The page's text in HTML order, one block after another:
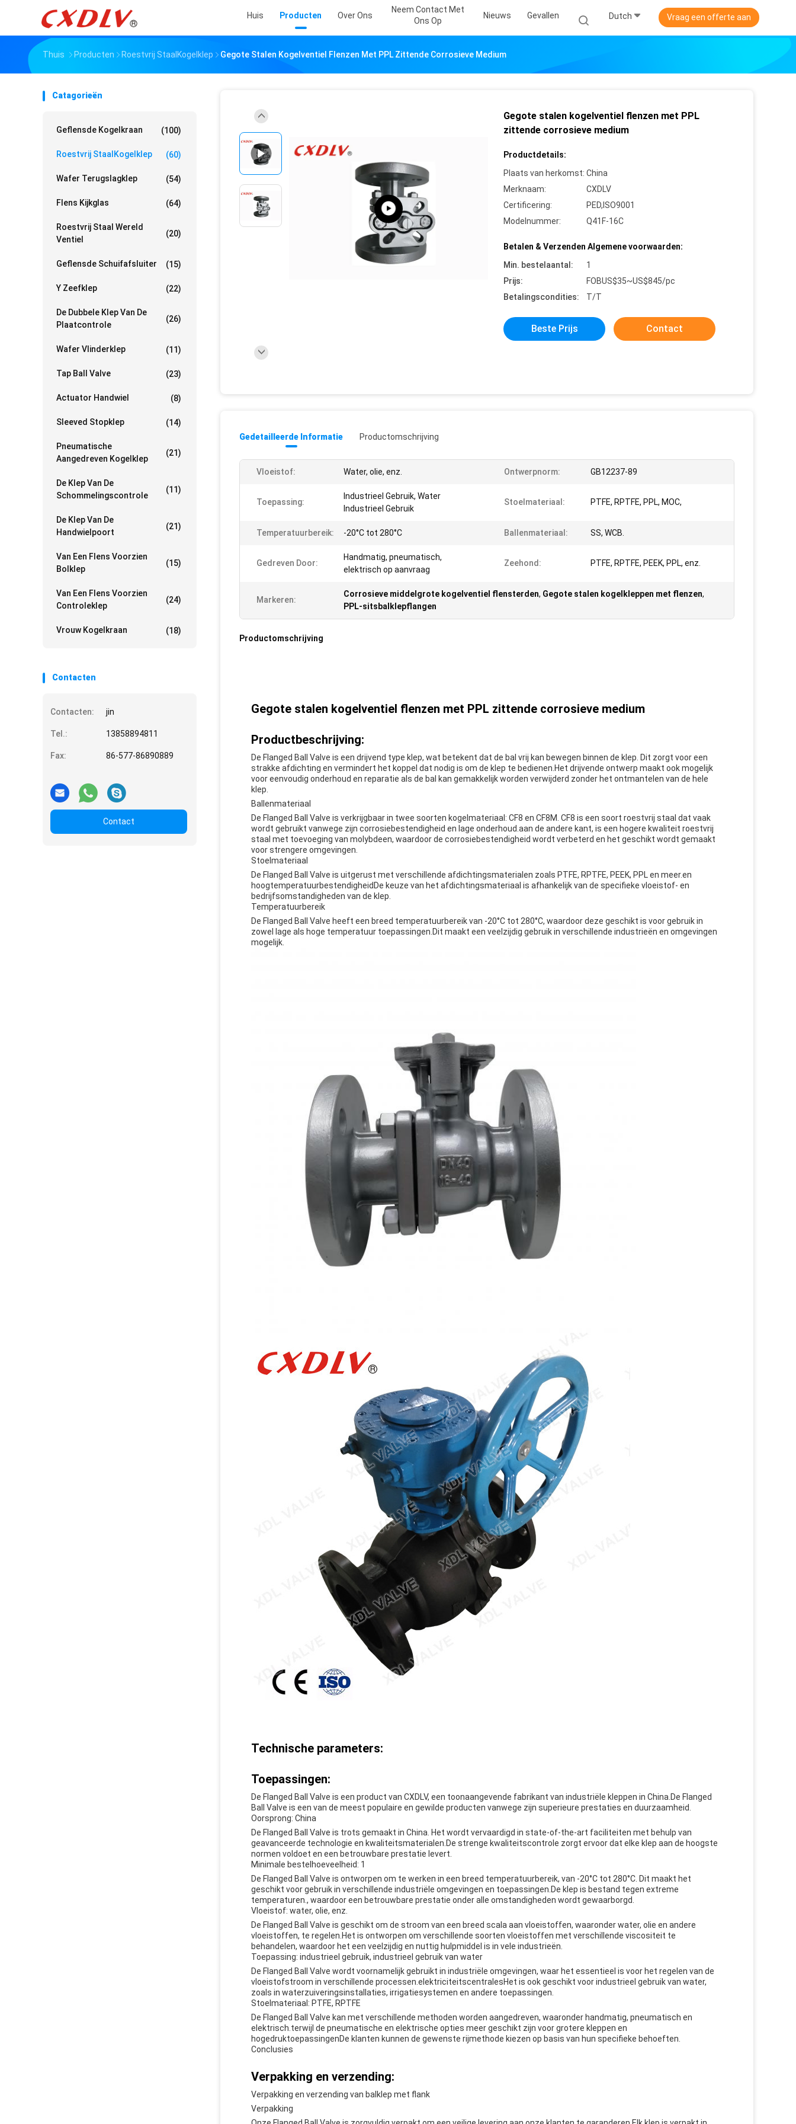
Huis Producten Over Ons
Neem Contact Met
Ons Op
Nieuws Gevallen Dutch Vraag een offerte aan
Thuis Producten Roestvrij StaalKogelklep Gegote Stalen Kogelventiel Flenzen Met PPL Zittende Corrosieve Medium
Catagorieën
Geflensde Kogelkraan (100)
Roestvrij StaalKogelklep (60)
Wafer Terugslagklep (54)
Flens Kijkglas (64)
Roestvrij Staal Wereld
Ventiel
(20)
Geflensde Schuifafsluiter (15)
Y Zeefklep (22)
De Dubbele Klep Van De
Plaatcontrole
(26)
Wafer Vlinderklep (11)
Tap Ball Valve (23)
Actuator Handwiel (8)
Sleeved Stopklep (14)
Pneumatische
Aangedreven Kogelklep
(21)
De Klep Van De
Schommelingscontrole
(11)
De Klep Van De
Handwielpoort
(21)
Van Een Flens Voorzien
Bolklep
(15)
Van Een Flens Voorzien
Controleklep
(24)
Vrouw Kogelkraan (18)
Contacten
Contacten: jin
Tel.: 13858894811
Fax: 86-577-86890889
Contact
Gegote stalen kogelventiel flenzen met PPL
zittende corrosieve medium
Productdetails:
Plaats van herkomst: China
Merknaam:
CXDLV
Certificering:
PED,ISO9001
Modelnummer:
Q41F-16C
Betalen & Verzenden Algemene voorwaarden:
Min. bestelaantal:
1
Prijs:
FOBUS$35~US$845/pc
Betalingscondities:
T/T
Beste Prijs Contact
Gedetailleerde Informatie Productomschrijving
Vloeistof: Water, olie, enz. Ontwerpnorm: GB12237-89
Toepassing:
Industrieel Gebruik, Water
Industrieel Gebruik
Stoelmateriaal: PTFE, RPTFE, PPL, MOC,
Temperatuurbereik: -20°C tot 280°C Ballenmateriaal: SS, WCB.
Gedreven Door:
Handmatig, pneumatisch,
elektrisch op aanvraag
Zeehond: PTFE, RPTFE, PEEK, PPL, enz.
Markeren:
Corrosieve middelgrote kogelventiel flensterden, Gegote stalen kogelkleppen met flenzen,
PPL-sitsbalklepflangen
Productomschrijving
Gegote stalen kogelventiel flenzen met PPL zittende corrosieve medium
Productbeschrijving:
De Flanged Ball Valve is een drijvend type klep, wat betekent dat de bal vrij kan bewegen binnen de klep. Dit zorgt voor een
strakke afdichting en vermindert het koppel dat nodig is om de klep te bedienen.Het drijvende ontwerp maakt ook mogelijk
voor eenvoudig onderhoud en reparatie als de bal kan gemakkelijk worden verwijderd zonder het ontmantelen van de hele
klep.
Ballenmateriaal
De Flanged Ball Valve is verkrijgbaar in twee soorten kogelmateriaal: CF8 en CF8M. CF8 is een soort roestvrij staal dat vaak
wordt gebruikt vanwege zijn corrosiebestendigheid en lage onderhoud.aan de andere kant, is een hogere kwaliteit roestvrij
staal met toevoeging van molybdeen, waardoor de corrosiebestendigheid wordt verbeterd en het geschikt wordt gemaakt
voor strengere omgevingen.
Stoelmateriaal
De Flanged Ball Valve is uitgerust met verschillende afdichtingsmaterialen zoals PTFE, RPTFE, PEEK, PPL en meer.en
hoogtemperatuurbestendigheidDe keuze van het afdichtingsmateriaal is afhankelijk van de specifieke vloeistof- en
bedrijfsomstandigheden van de klep.
Temperatuurbereik
De Flanged Ball Valve heeft een breed temperatuurbereik van -20°C tot 280°C, waardoor deze geschikt is voor gebruik in
zowel lage als hoge temperatuur toepassingen.Dit maakt een veelzijdig gebruik in verschillende industrieën en omgevingen
mogelijk.
Technische parameters:
Toepassingen:
De Flanged Ball Valve is een product van CXDLV, een toonaangevende fabrikant van industriële kleppen in China.De Flanged
Ball Valve is een van de meest populaire en gewilde producten vanwege zijn superieure prestaties en duurzaamheid.
Oorsprong: China
De Flanged Ball Valve is trots gemaakt in China. Het wordt vervaardigd in state-of-the-art faciliteiten met behulp van
geavanceerde technologie en kwaliteitsmaterialen.De strenge kwaliteitscontrole zorgt ervoor dat elke klep aan de hoogste
normen voldoet en een betrouwbare prestatie levert.
Minimale bestelhoeveelheid: 1
De Flanged Ball Valve is ontworpen om te werken in een breed temperatuurbereik, van -20°C tot 280°C. Dit maakt het
geschikt voor gebruik in verschillende industriële omgevingen en toepassingen.De klep is bestand tegen extreme
temperaturen., waardoor een betrouwbare prestatie onder alle omstandigheden wordt gewaarborgd.
Vloeistof: water, olie, enz.
De Flanged Ball Valve is geschikt om de stroom van een breed scala aan vloeistoffen, waaronder water, olie en andere
vloeistoffen, te regelen.Het is ontworpen om verschillende soorten vloeistoffen met verschillende viscositeit te
behandelen, waardoor het een veelzijdig en nuttig hulpmiddel is in vele industrieën.
Toepassing: industrieel gebruik, industrieel gebruik van water
De Flanged Ball Valve wordt voornamelijk gebruikt in industriële omgevingen, waar het essentieel is voor het regelen van de
vloeistofstroom in verschillende processen.elektriciteitscentralesHet is ook geschikt voor industrieel gebruik van water,
zoals in waterzuiveringsinstallaties, irrigatiesystemen en andere toepassingen.
Stoelmateriaal: PTFE, RPTFE
De Flanged Ball Valve kan met verschillende methoden worden aangedreven, waaronder handmatig, pneumatisch en
elektrisch.terwijl de pneumatische en elektrische opties meer geschikt zijn voor grotere kleppen en
hogedruktoepassingenDe klanten kunnen de gewenste rijmethode kiezen op basis van hun specifieke behoeften.
Conclusies
Verpakking en verzending:
Verpakking en verzending van balklep met flank
Verpakking